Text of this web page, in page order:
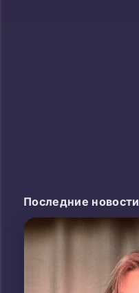
Последние новости